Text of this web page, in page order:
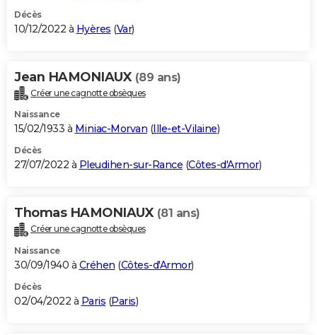
Décès
10/12/2022 à Hyères (Var)
Jean HAMONIAUX (89 ans)
Créer une cagnotte obsèques
Naissance
15/02/1933 à Miniac-Morvan (Ille-et-Vilaine)
Décès
27/07/2022 à Pleudihen-sur-Rance (Côtes-d'Armor)
Thomas HAMONIAUX (81 ans)
Créer une cagnotte obsèques
Naissance
30/09/1940 à Créhen (Côtes-d'Armor)
Décès
02/04/2022 à Paris (Paris)